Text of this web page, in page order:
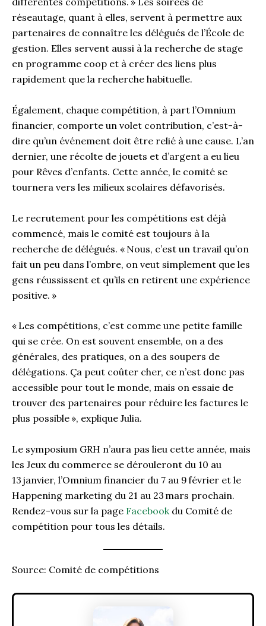
réseautage, quant à elles, servent à permettre aux
partenaires de connaître les délégués de l’École de
gestion. Elles servent aussi à la recherche de stage
en programme coop et à créer des liens plus
rapidement que la recherche habituelle.
Également, chaque compétition, à part l’Omnium
financier, comporte un volet contribution, c’est-à-
dire qu’un événement doit être relié à une cause. L’an
dernier, une récolte de jouets et d’argent a eu lieu
pour Rêves d’enfants. Cette année, le comité se
tournera vers les milieux scolaires défavorisés.
Le recrutement pour les compétitions est déjà
commencé, mais le comité est toujours à la
recherche de délégués. « Nous, c’est un travail qu’on
fait un peu dans l’ombre, on veut simplement que les
gens réussissent et qu’ils en retirent une expérience
positive. »
« Les compétitions, c’est comme une petite famille
qui se crée. On est souvent ensemble, on a des
générales, des pratiques, on a des soupers de
délégations. Ça peut coûter cher, ce n’est donc pas
accessible pour tout le monde, mais on essaie de
trouver des partenaires pour réduire les factures le
plus possible », explique Julia.
Le symposium GRH n’aura pas lieu cette année, mais
les Jeux du commerce se dérouleront du 10 au
13 janvier, l’Omnium financier du 7 au 9 février et le
Happening marketing du 21 au 23 mars prochain.
Rendez-vous sur la page Facebook du Comité de
compétition pour tous les détails.
Source: Comité de compétitions